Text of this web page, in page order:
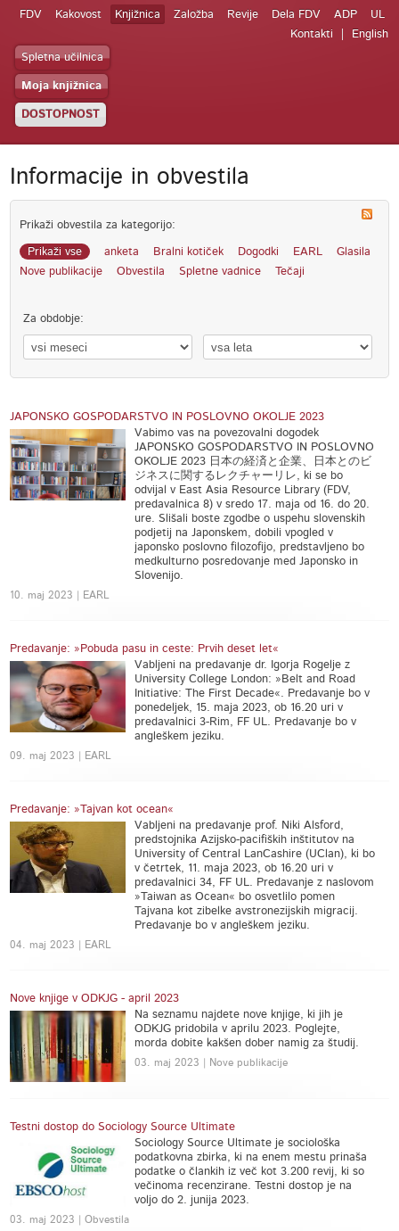
FDV Kakovost Knjižnica Založba Revije Dela FDV ADP
UL
Kontakti
English
Spletna učilnica
Moja knjižnica
DOSTOPNOST
Informacije in obvestila
Prikaži obvestila za kategorijo:
Prikaži vse anketa Bralni kotiček Dogodki EARL
Glasila
Nove publikacije
Obvestila Spletne vadnice Tečaji
Za obdobje:
JAPONSKO GOSPODARSTVO IN POSLOVNO OKOLJE 2023
Vabimo vas na povezovalni dogodek
JAPONSKO GOSPODARSTVO IN POSLOVNO
OKOLJE 2023 日本の経済と企業、日本とのビ
ジネスに関するレクチャーリレ, ki se bo
odvijal v East Asia Resource Library (FDV,
predavalnica 8) v sredo 17. maja od 16. do 20.
ure. Slišali boste zgodbe o uspehu slovenskih
podjetij na Japonskem, dobili vpogled v
japonsko poslovno filozofijo, predstavljeno bo
medkulturno posredovanje med Japonsko in
Slovenijo.
10. maj 2023 | EARL
Predavanje: »Pobuda pasu in ceste: Prvih deset let«
Vabljeni na predavanje dr. Igorja Rogelje z
University College London: »Belt and Road
Initiative: The First Decade«. Predavanje bo v
ponedeljek, 15. maja 2023, ob 16.20 uri v
predavalnici 3-Rim, FF UL. Predavanje bo v
angleškem jeziku.
09. maj 2023 | EARL
Predavanje: »Tajvan kot ocean«
Vabljeni na predavanje prof. Niki Alsford,
predstojnika Azijsko-pacifiških inštitutov na
University of Central LanCashire (UClan), ki bo
v četrtek, 11. maja 2023, ob 16.20 uri v
predavalnici 34, FF UL. Predavanje z naslovom
»Taiwan as Ocean« bo osvetlilo pomen
Tajvana kot zibelke avstronezijskih migracij.
Predavanje bo v angleškem jeziku.
04. maj 2023 | EARL
Nove knjige v ODKJG - april 2023
Na seznamu najdete nove knjige, ki jih je
ODKJG pridobila v aprilu 2023. Poglejte,
morda dobite kakšen dober namig za študij.
03. maj 2023 | Nove publikacije
Testni dostop do Sociology Source Ultimate
Sociology Source Ultimate je sociološka
podatkovna zbirka, ki na enem mestu prinaša
podatke o člankih iz več kot 3.200 revij, ki so
večinoma recenzirane. Testni dostop je na
voljo do 2. junija 2023.
03. maj 2023 | Obvestila